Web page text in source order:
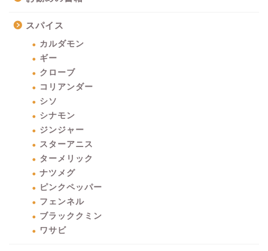
スパイス
カルダモン
ギー
クローブ
コリアンダー
シソ
シナモン
ジンジャー
スターアニス
ターメリック
ナツメグ
ピンクペッパー
フェンネル
ブラッククミン
ワサビ